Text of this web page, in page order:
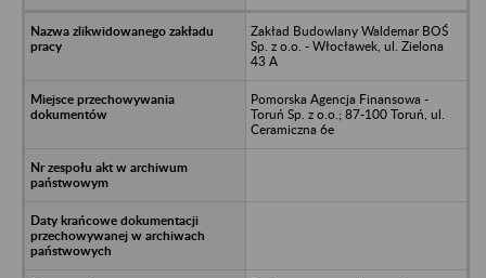
Zakład Budowlany Waldemar BOŚ
Sp. z o.o. - Włocławek, ul. Zielona
43 A
Pomorska Agencja Finansowa -
Toruń Sp. z o.o.; 87-100 Toruń, ul.
Ceramiczna 6e